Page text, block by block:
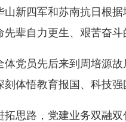
四军和苏南抗日根据
先辈自力更生、艰苦奋斗
员先后来到周培源故居
刻体悟教育报国、科技
思路，党建业务双融双